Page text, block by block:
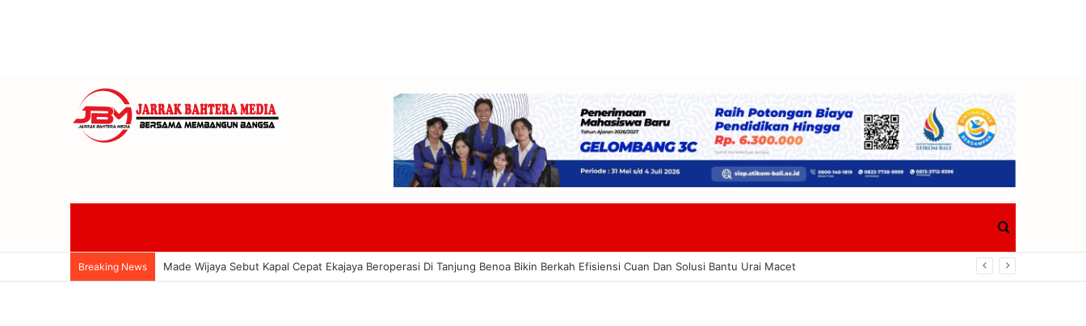
for
Breaking News Wakil Ketua II DPRD Badung Made Wijaya Dorong Kru Kapal Pesiar Jadi Peluang Baru Potensi Wisata Pesisir Dongkrak Ekonomi Tanjung Benoa